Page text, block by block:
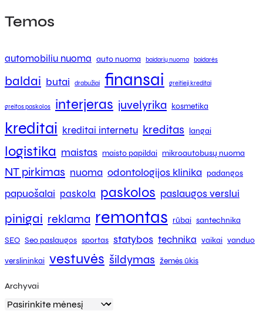
Temos
automobiliu nuoma auto nuoma baidarių nuoma baidarės
baldai butai drabužiai finansai greitieji kreditai
greitos paskolos interjeras juvelyrika kosmetika
kreditai kreditai internetu kreditas langai
logistika maistas maisto papildai mikroautobusų nuoma
NT pirkimas nuoma odontologijos klinika padangos
papuošalai paskola paskolos paslaugos verslui
pinigai reklama remontas rūbai santechnika
SEO Seo paslaugos sportas statybos technika vaikai vanduo
verslininkai vestuvės šildymas žemės ūkis
Archyvai